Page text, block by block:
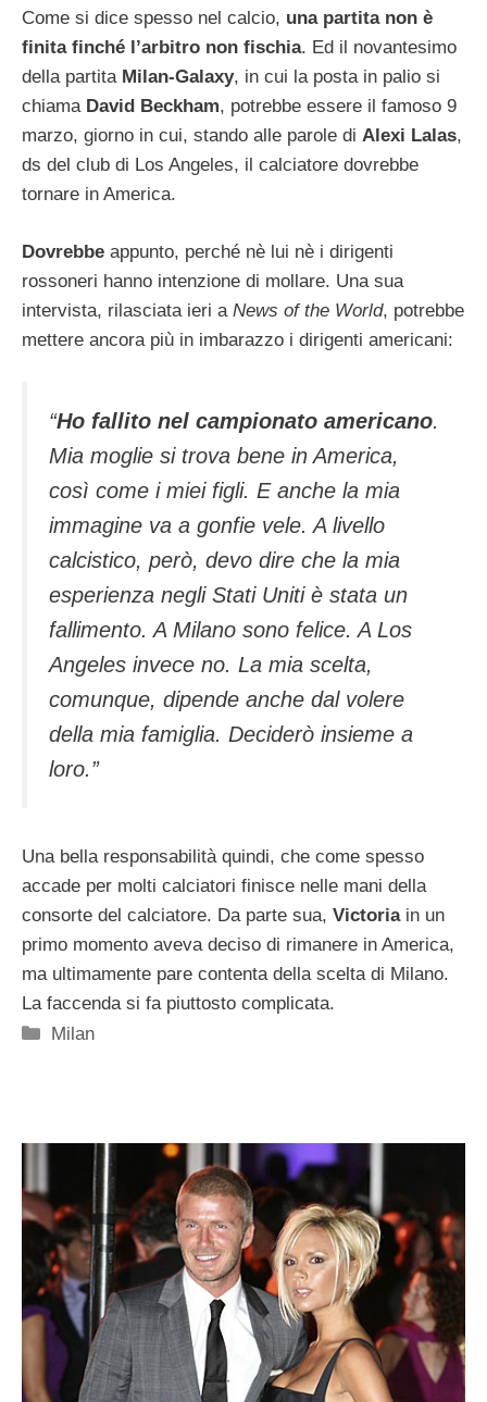
Come si dice spesso nel calcio, una partita non è
finita finché l’arbitro non fischia. Ed il novantesimo
della partita Milan-Galaxy, in cui la posta in palio si
chiama David Beckham, potrebbe essere il famoso 9
marzo, giorno in cui, stando alle parole di Alexi Lalas,
ds del club di Los Angeles, il calciatore dovrebbe
tornare in America.
Dovrebbe appunto, perché nè lui nè i dirigenti
rossoneri hanno intenzione di mollare. Una sua
intervista, rilasciata ieri a News of the World, potrebbe
mettere ancora più in imbarazzo i dirigenti americani:
“Ho fallito nel campionato americano.
Mia moglie si trova bene in America,
così come i miei figli. E anche la mia
immagine va a gonfie vele. A livello
calcistico, però, devo dire che la mia
esperienza negli Stati Uniti è stata un
fallimento. A Milano sono felice. A Los
Angeles invece no. La mia scelta,
comunque, dipende anche dal volere
della mia famiglia. Deciderò insieme a
loro.”
Una bella responsabilità quindi, che come spesso
accade per molti calciatori finisce nelle mani della
consorte del calciatore. Da parte sua, Victoria in un
primo momento aveva deciso di rimanere in America,
ma ultimamente pare contenta della scelta di Milano.
La faccenda si fa piuttosto complicata.
Categorie
Milan